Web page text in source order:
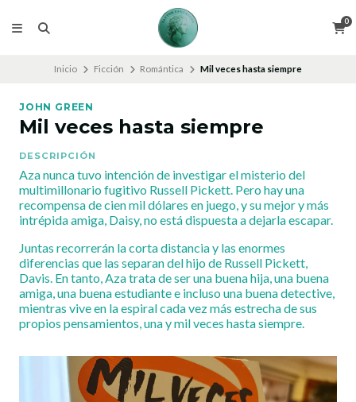
0
Inicio Ficción Romántica Mil veces hasta siempre
JOHN GREEN
Mil veces hasta siempre
DESCRIPCIÓN
Aza nunca tuvo intención de investigar el misterio del
multimillonario fugitivo Russell Pickett. Pero hay una
recompensa de cien mil dólares en juego, y su mejor y más
intrépida amiga, Daisy, no está dispuesta a dejarla escapar.
Juntas recorrerán la corta distancia y las enormes
diferencias que las separan del hijo de Russell Pickett,
Davis. En tanto, Aza trata de ser una buena hija, una buena
amiga, una buena estudiante e incluso una buena detective,
mientras vive en la espiral cada vez más estrecha de sus
propios pensamientos, una y mil veces hasta siempre.